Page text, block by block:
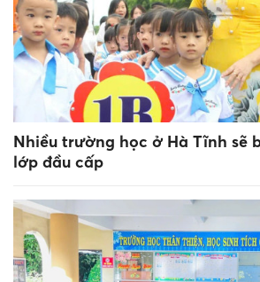
Nhiều trường học ở Hà Tĩnh sẽ
lớp đầu cấp